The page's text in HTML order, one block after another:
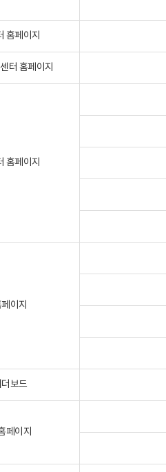
홈페이지
터 홈페이지
홈페이지
이지
보드
페이지